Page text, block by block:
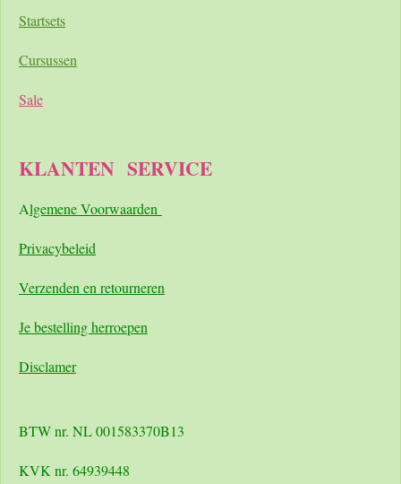
Startsets
Cursussen
Sale
KLANTEN SERVICE
Algemene Voorwaarden
Privacybeleid
Verzenden en retourneren
Je bestelling herroepen
Disclamer
BTW nr. NL 001583370B13
KVK nr. 64939448